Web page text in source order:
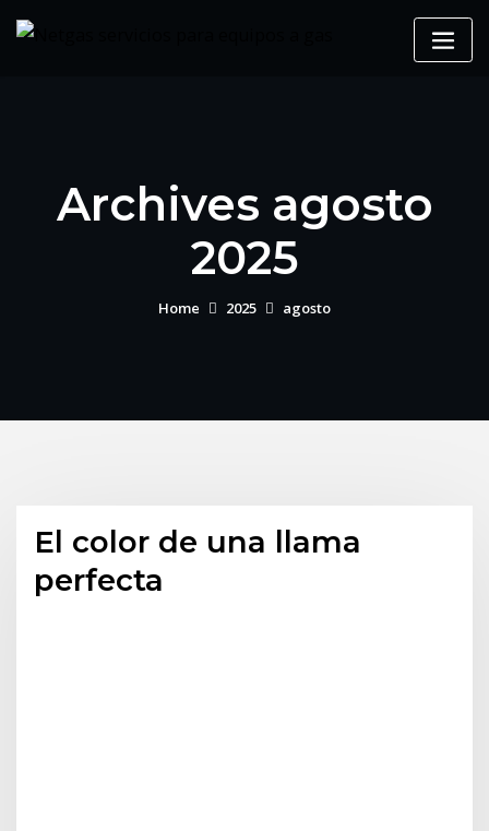
Archives agosto
2025
Home 2025 agosto
El color de una llama
perfecta